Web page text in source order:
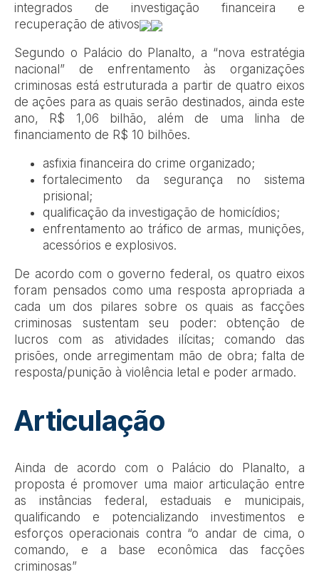
integrados de investigação financeira e
recuperação de ativos
Segundo o Palácio do Planalto, a “nova estratégia
nacional” de enfrentamento às organizações
criminosas está estruturada a partir de quatro eixos
de ações para as quais serão destinados, ainda este
ano, R$ 1,06 bilhão, além de uma linha de
financiamento de R$ 10 bilhões.
asfixia financeira do crime organizado;
fortalecimento da segurança no sistema
prisional;
qualificação da investigação de homicídios;
enfrentamento ao tráfico de armas, munições,
acessórios e explosivos.
De acordo com o governo federal, os quatro eixos
foram pensados como uma resposta apropriada a
cada um dos pilares sobre os quais as facções
criminosas sustentam seu poder: obtenção de
lucros com as atividades ilícitas; comando das
prisões, onde arregimentam mão de obra; falta de
resposta/punição à violência letal e poder armado.
Articulação
Ainda de acordo com o Palácio do Planalto, a
proposta é promover uma maior articulação entre
as instâncias federal, estaduais e municipais,
qualificando e potencializando investimentos e
esforços operacionais contra “o andar de cima, o
comando, e a base econômica das facções
criminosas”